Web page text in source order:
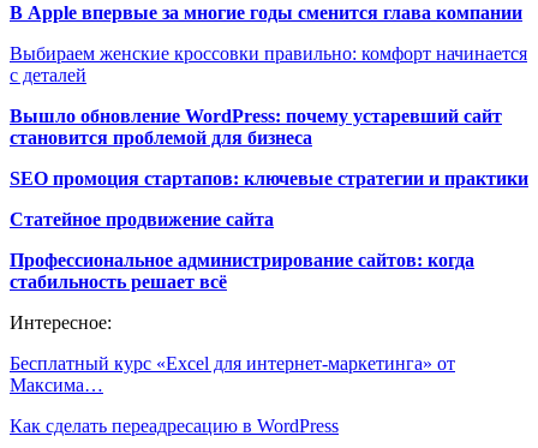
В Apple впервые за многие годы сменится глава компании
Выбираем женские кроссовки правильно: комфорт начинается
с деталей
Вышло обновление WordPress: почему устаревший сайт
становится проблемой для бизнеса
SEO промоция стартапов: ключевые стратегии и практики
Статейное продвижение сайта
Профессиональное администрирование сайтов: когда
стабильность решает всё
Интересное:
Бесплатный курс «Excel для интернет-маркетинга» от
Максима…
Как сделать переадресацию в WordPress